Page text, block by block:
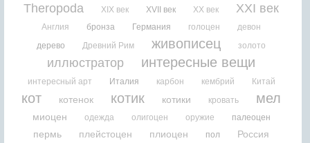
Theropoda XIX век XVII век XX век XXI век
Англия бронза Германия голоцен
девон
дерево
Древний Рим живописец золото
иллюстратор интересные вещи
интересный арт Италия карбон кембрий Китай
кот котенок котик котики кровать мел
миоцен одежда олигоцен оружие палеоцен
пермь плейстоцен плиоцен пол Россия